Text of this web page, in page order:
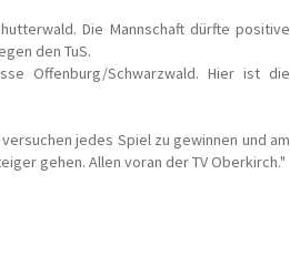
Die Mannschaft dürfte positive
den TuS.
Offenburg/Schwarzwald. Hier ist die
jedes Spiel zu gewinnen und am
gehen. Allen voran der TV Oberkirch."